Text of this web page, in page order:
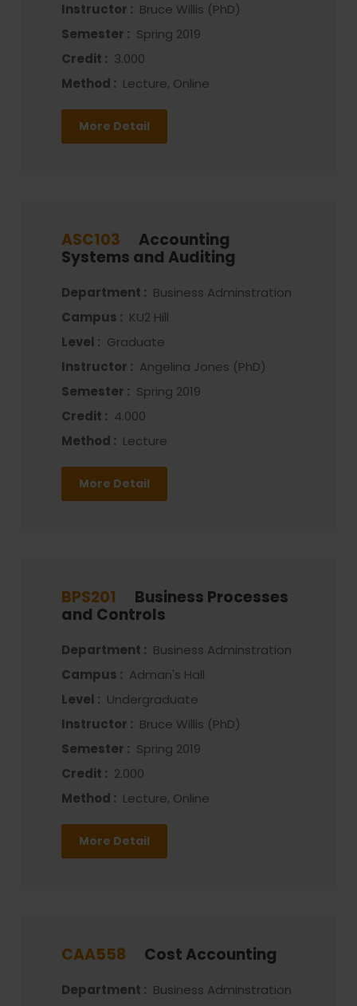
Instructor : Bruce Willis (PhD)
Semester : Spring 2019
Credit : 3.000
Method : Lecture, Online
More Detail
ASC103
Accounting
Systems and Auditing
Department : Business Adminstration
Campus : KU2 Hill
Level : Graduate
Instructor : Angelina Jones (PhD)
Semester : Spring 2019
Credit : 4.000
Method : Lecture
More Detail
BPS201
Business Processes
and Controls
Department : Business Adminstration
Campus : Adman's Hall
Level : Undergraduate
Instructor : Bruce Willis (PhD)
Semester : Spring 2019
Credit : 2.000
Method : Lecture, Online
More Detail
CAA558 Cost Accounting
Department : Business Adminstration